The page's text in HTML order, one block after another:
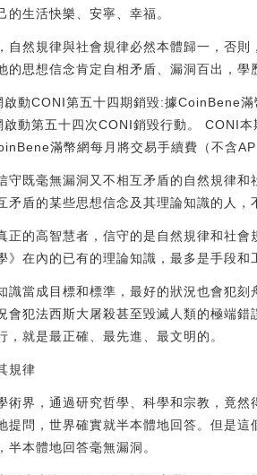
的生活快樂、安寧、幸福。
自然規律與社會規律必然本體歸一，否
的思想信念肯定自相矛盾、漏洞百出，學
動CONI第五十四期銷毀:據CoinBene
動第五十四次CONI銷毀行動。 CONI
滿幣網每月將交易手續費（不含
守既毫無漏洞又不相互矛盾的自然規律
矛盾的某些思想信念及其理論知識的人，
正的高智慧者，信守的是自然規律和社
》在內的已有的理論知識，最多是手段和
識當成目標和標準，最好的狀況也會犯
會犯法西斯大屠殺甚至毀滅人類的極端
，就是最正確、最先進、最文明的。
規律
術界，通過研究哲學、科學和宗教，竟
提問，世界確實就半本體地回答。但是
半本體地回答毫無漏洞。